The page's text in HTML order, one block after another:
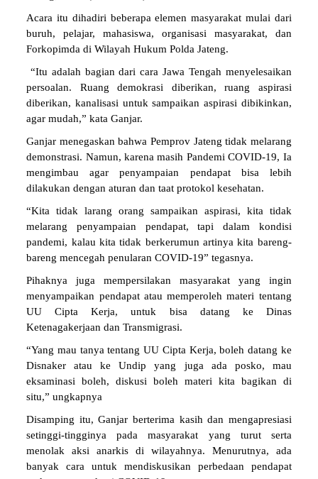
Acara itu dihadiri beberapa elemen masyarakat mulai dari
buruh, pelajar, mahasiswa, organisasi masyarakat, dan
Forkopimda di Wilayah Hukum Polda Jateng.
“Itu adalah bagian dari cara Jawa Tengah menyelesaikan
persoalan. Ruang demokrasi diberikan, ruang aspirasi
diberikan, kanalisasi untuk sampaikan aspirasi dibikinkan,
agar mudah,” kata Ganjar.
Ganjar menegaskan bahwa Pemprov Jateng tidak melarang
demonstrasi. Namun, karena masih Pandemi COVID-19, Ia
mengimbau agar penyampaian pendapat bisa lebih
dilakukan dengan aturan dan taat protokol kesehatan.
“Kita tidak larang orang sampaikan aspirasi, kita tidak
melarang penyampaian pendapat, tapi dalam kondisi
pandemi, kalau kita tidak berkerumun artinya kita bareng-
bareng mencegah penularan COVID-19” tegasnya.
Pihaknya juga mempersilakan masyarakat yang ingin
menyampaikan pendapat atau memperoleh materi tentang
UU Cipta Kerja, untuk bisa datang ke Dinas
Ketenagakerjaan dan Transmigrasi.
“Yang mau tanya tentang UU Cipta Kerja, boleh datang ke
Disnaker atau ke Undip yang juga ada posko, mau
eksaminasi boleh, diskusi boleh materi kita bagikan di
situ,” ungkapnya
Disamping itu, Ganjar berterima kasih dan mengapresiasi
setinggi-tingginya pada masyarakat yang turut serta
menolak aksi anarkis di wilayahnya. Menurutnya, ada
banyak cara untuk mendiskusikan perbedaan pendapat